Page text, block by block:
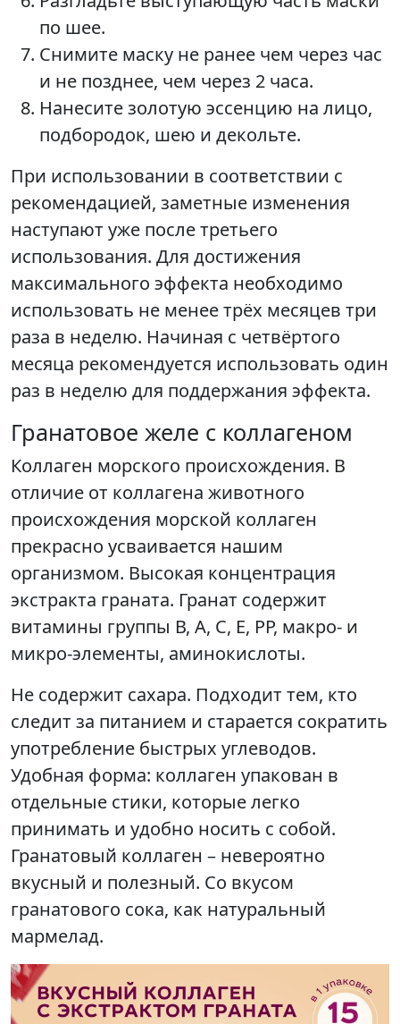
по шее.
Снимите маску не ранее чем через час
и не позднее, чем через 2 часа.
Нанесите золотую эссенцию на лицо,
подбородок, шею и декольте.
При использовании в соответствии с
рекомендацией, заметные изменения
наступают уже после третьего
использования. Для достижения
максимального эффекта необходимо
использовать не менее трёх месяцев три
раза в неделю. Начиная с четвёртого
месяца рекомендуется использовать один
раз в неделю для поддержания эффекта.
Гранатовое желе с коллагеном
Коллаген морского происхождения. В
отличие от коллагена животного
происхождения морской коллаген
прекрасно усваивается нашим
организмом. Высокая концентрация
экстракта граната. Гранат содержит
витамины группы В, А, С, Е, РР, макро- и
микро-элементы, аминокислоты.
Не содержит сахара. Подходит тем, кто
следит за питанием и старается сократить
употребление быстрых углеводов.
Удобная форма: коллаген упакован в
отдельные стики, которые легко
принимать и удобно носить с собой.
Гранатовый коллаген – невероятно
вкусный и полезный. Со вкусом
гранатового сока, как натуральный
мармелад.